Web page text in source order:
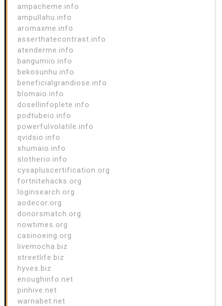
ampacheme.info
ampullahu.info
aromaxme.info
asserthatecontrast.info
atenderme.info
bangumiio.info
bekosunhu.info
beneficialgrandiose.info
blomaio.info
dosellinfoplete.info
podtubeio.info
powerfulvolatile.info
qvidsio.info
shumaio.info
slotherio.info
cysapluscertification.org
fortnitehacks.org
loginsearch.org
aodecor.org
donorsmatch.org
nowtimes.org
casinoeing.org
livemocha.biz
streetlife.biz
hyves.biz
enoughinfo.net
pinhive.net
warnabet.net